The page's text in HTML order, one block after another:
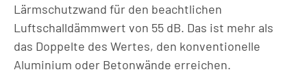
Lärmschutzwand für den beachtlichen
Luftschalldämmwert von 55 dB. Das ist mehr als
das Doppelte des Wertes, den konventionelle
Aluminium oder Betonwände erreichen.